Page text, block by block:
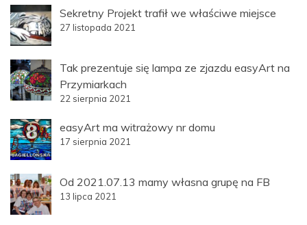
Sekretny Projekt trafił we właściwe miejsce
27 listopada 2021
Tak prezentuje się lampa ze zjazdu easyArt na
Przymiarkach
22 sierpnia 2021
easyArt ma witrażowy nr domu
17 sierpnia 2021
Od 2021.07.13 mamy własna grupę na FB
13 lipca 2021